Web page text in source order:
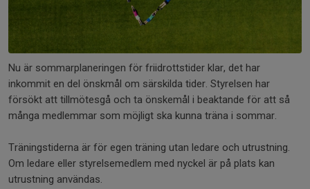
Nu är sommarplaneringen för friidrottstider klar, det har
inkommit en del önskmål om särskilda tider. Styrelsen har
försökt att tillmötesgå och ta önskemål i beaktande för att så
många medlemmar som möjligt ska kunna träna i sommar.
Träningstiderna är för egen träning utan ledare och utrustning.
Om ledare eller styrelsemedlem med nyckel är på plats kan
utrustning användas.